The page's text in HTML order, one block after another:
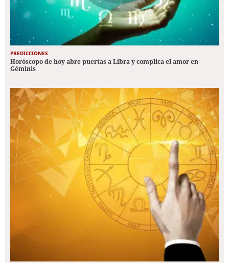
PREDICCIONES
Horóscopo de hoy abre puertas a Libra y complica el amor en
Géminis